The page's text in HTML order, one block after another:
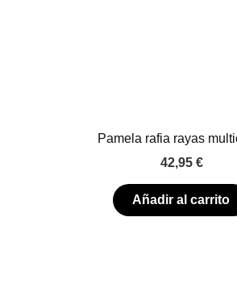
Pamela rafia rayas
42,95 €
Añadir al carrito